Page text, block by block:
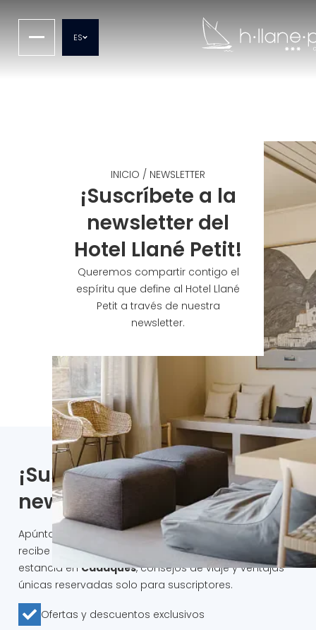
ES
INICIO / NEWSLETTER
¡Suscríbete a la
newsletter del
Hotel Llané Petit!
Queremos compartir contigo el
espíritu que define al Hotel Llané
Petit a través de nuestra
newsletter.
¡Suscríbete a nuestra
newsletter!
Apúntate a la newsletterdelHotel Llané Petit y
recibe en tu correo inspiración para tu próxima
estancia en Cadaqués, consejos de viaje y ventajas
únicas reservadas solo para suscriptores.
Ofertas y descuentos exclusivos